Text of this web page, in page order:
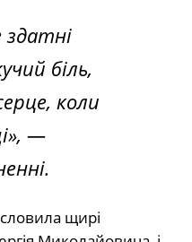
здатні
біль,
коли
—
щирі